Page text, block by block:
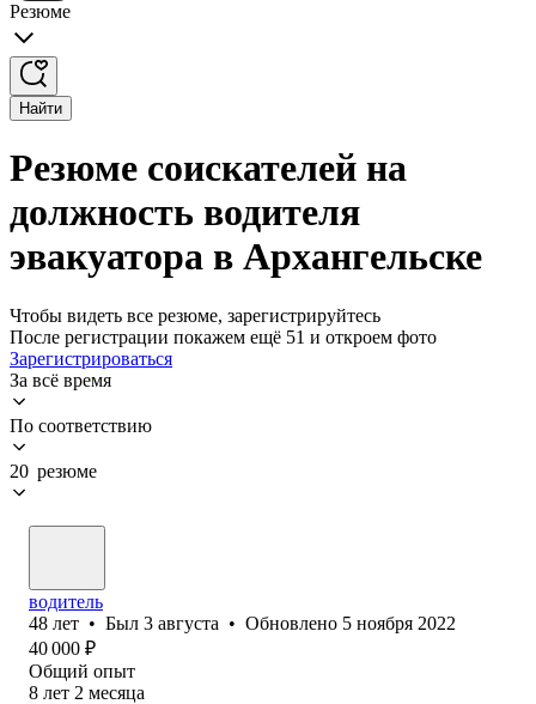
Резюме
Найти
Резюме соискателей на
должность водителя
эвакуатора в Архангельске
Чтобы видеть все резюме, зарегистрируйтесь
После регистрации покажем ещё 51 и откроем фото
Зарегистрироваться
За всё время
По соответствию
20 резюме
водитель
48 лет • Был 3 августа • Обновлено 5 ноября 2022
40 000 ₽
Общий опыт
8 лет 2 месяца